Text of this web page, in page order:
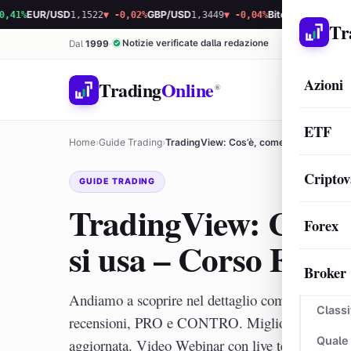
Azioni
ETF
Forex
Broker
USD1,1522▼ -0,02%GBP/USD1,3449▼ -0,04%Bitcoin64.424,96▲ 0,16%
Dal 1999 Notizie verificate dalla redazione
TradingOnline®
Home›Guide Trading›TradingView: Cos’è, come funziona e
GUIDE TRADING
TradingView:
si usa – Corso
Andiamo a scoprire nel dettaglio come
recensioni, PRO e CONTRO. Migliori broker
aggiornata. Video Webinar con live test gratuito